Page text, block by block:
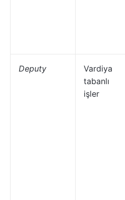
Deputy
Vardiya
tabanlı
işler